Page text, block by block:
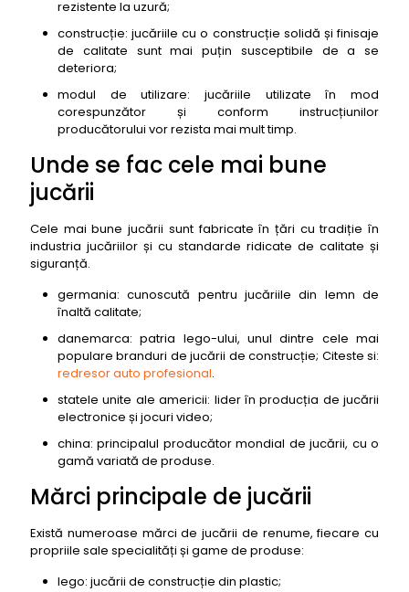
rezistente la uzură;
construcție: jucăriile cu o construcție solidă și finisaje
de calitate sunt mai puțin susceptibile de a se
deteriora;
modul de utilizare: jucăriile utilizate în mod
corespunzător și conform instrucțiunilor
producătorului vor rezista mai mult timp.
Unde se fac cele mai bune
jucării
Cele mai bune jucării sunt fabricate în țări cu tradiție în
industria jucăriilor și cu standarde ridicate de calitate și
siguranță.
germania: cunoscută pentru jucăriile din lemn de
înaltă calitate;
danemarca: patria lego-ului, unul dintre cele mai
populare branduri de jucării de construcție; Citeste si:
redresor auto profesional.
statele unite ale americii: lider în producția de jucării
electronice și jocuri video;
china: principalul producător mondial de jucării, cu o
gamă variată de produse.
Mărci principale de jucării
Există numeroase mărci de jucării de renume, fiecare cu
propriile sale specialități și game de produse:
lego: jucării de construcție din plastic;